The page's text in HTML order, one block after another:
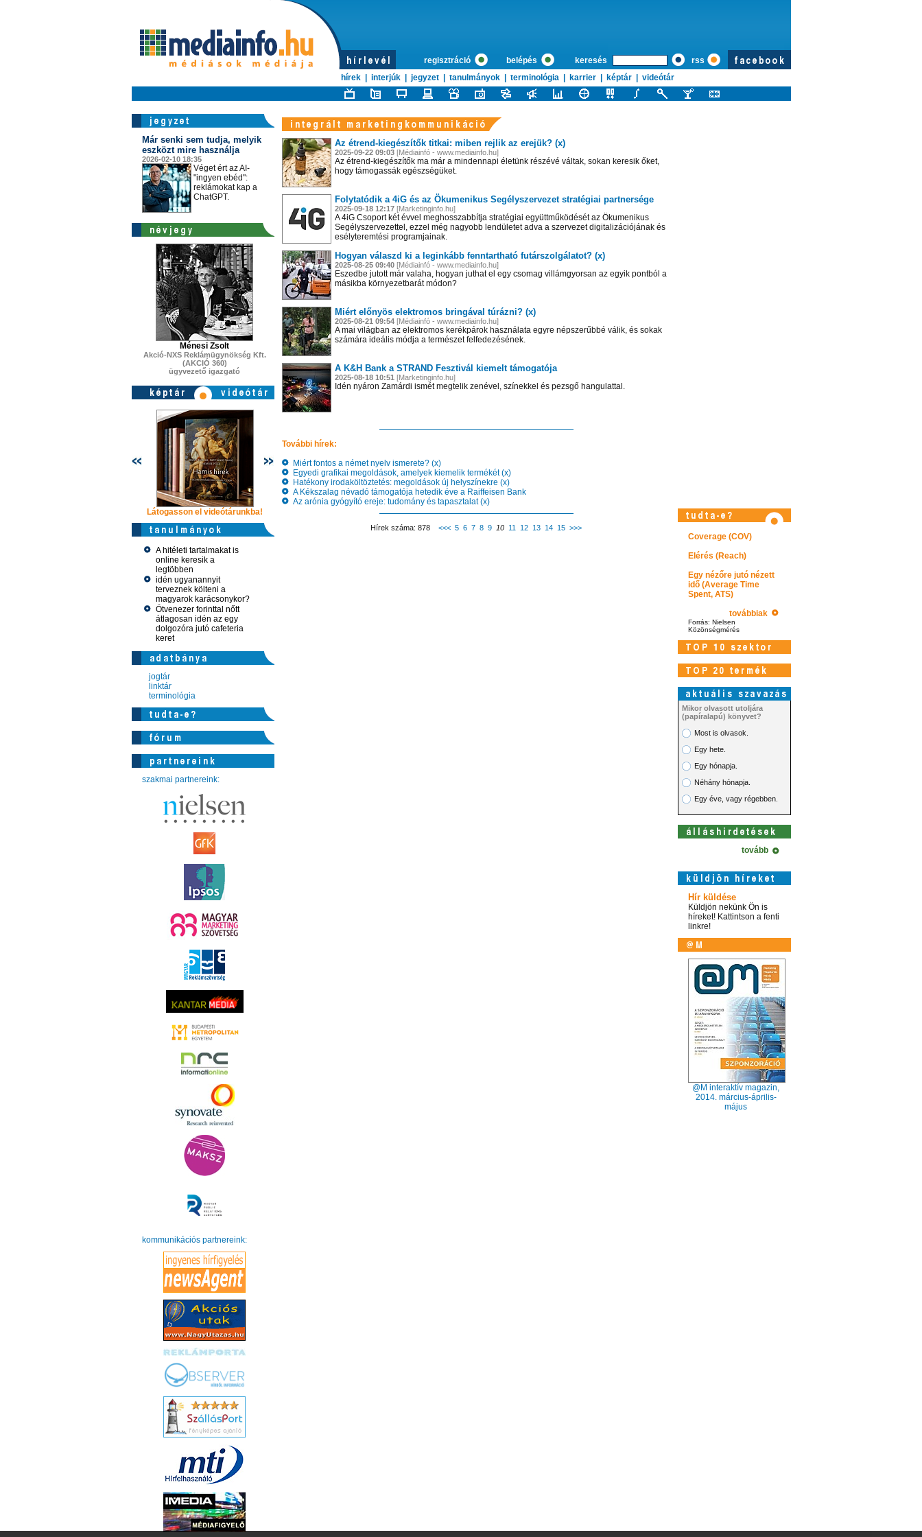
regisztráció belépés keresés
rss
hírek
interjúk jegyzet tanulmányok terminológia karrier képtár videótár
Már senki sem tudja, melyik
eszközt mire használja
2026-02-10 18:35
Véget ért az AI-
"ingyen ebéd":
reklámokat kap a
ChatGPT.
Ménesi Zsolt
Akció-NXS Reklámügynökség Kft.
(AKCIÓ 360)
ügyvezető igazgató
Látogasson el videótárunkba! Látogasson el videótárunkba!Látogasson el videótárunkba! Látogasson el videótárunkba!
A hitéleti tartalmakat is
online keresik a
legtöbben
idén ugyanannyit
terveznek költeni a
magyarok karácsonykor?
Ötvenezer forinttal nőtt
átlagosan idén az egy
dolgozóra jutó cafeteria
keret
jogtár
linktár
terminológia
szakmai partnereink:
kommunikációs partnereink:
Az étrend-kiegészítők titkai: miben rejlik az erejük? (x)
2025-09-22 09:03[Médiainfó - www.mediainfo.hu]
Az étrend-kiegészítők ma már a mindennapi életünk részévé váltak, sokan keresik őket,
hogy támogassák egészségüket.
Folytatódik a 4iG és az Ökumenikus Segélyszervezet stratégiai partnersége
2025-09-18 12:17[Marketinginfo.hu]
A 4iG Csoport két évvel meghosszabbítja stratégiai együttműködését az Ökumenikus
Segélyszervezettel, ezzel még nagyobb lendületet adva a szervezet digitalizációjának és
esélyteremtési programjainak.
Hogyan válaszd ki a leginkább fenntartható futárszolgálatot? (x)
2025-08-25 09:40[Médiainfó - www.mediainfo.hu]
Eszedbe jutott már valaha, hogyan juthat el egy csomag villámgyorsan az egyik pontból a
másikba környezetbarát módon?
Miért előnyös elektromos bringával túrázni? (x)
2025-08-21 09:54[Médiainfó - www.mediainfo.hu]
A mai világban az elektromos kerékpárok használata egyre népszerűbbé válik, és sokak
számára ideális módja a természet felfedezésének.
A K&H Bank a STRAND Fesztivál kiemelt támogatója
2025-08-18 10:51 [Marketinginfo.hu]
Idén nyáron Zamárdi ismét megtelik zenével, színekkel és pezsgő hangulattal.
További hírek:
Miért fontos a német nyelv ismerete? (x)
Egyedi grafikai megoldások, amelyek kiemelik termékét (x)
Hatékony irodaköltöztetés: megoldások új helyszínekre (x)
A Kékszalag névadó támogatója hetedik éve a Raiffeisen Bank
Az arónia gyógyító ereje: tudomány és tapasztalat (x)
Hírek száma: 878 <<< 5 6 7 8 9 10 11 12 13 14 15 >>>
Coverage (COV)
Elérés (Reach)
Egy nézőre jutó nézett
idő (Average Time
Spent, ATS)
továbbiak
Forrás: Nielsen
Közönségmérés
Mikor olvasott utoljára
(papíralapú) könyvet?
Most is olvasok.
Egy hete.
Egy hónapja.
Néhány hónapja.
Egy éve, vagy régebben.
tovább
Hír küldése
Küldjön nekünk Ön is
híreket! Kattintson a fenti
linkre!
@M interaktív magazin,
2014. március-április-
május